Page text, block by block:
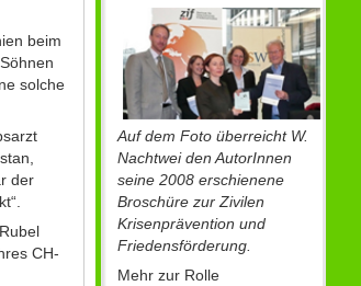
beim
solche
der
CH-
Auf dem Foto überreicht W.
Nachtwei den AutorInnen
seine 2008 erschienene
Broschüre zur Zivilen
Krisenprävention und
Friedensförderung.
Mehr zur Rolle